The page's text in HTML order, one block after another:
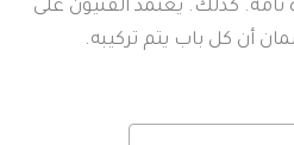
تامة. كذلك. يعتمد الفنيون على
أن كل باب يتم تركيبه.